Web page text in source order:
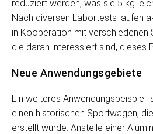
reduziert werden, was sie 5 kg
Nach diversen Labortests laufen
in Kooperation mit verschiedenen
die daran interessiert sind, dieses
Neue Anwendungsgebiete
Ein weiteres Anwendungsbeispiel
einen historischen Sportwagen,
erstellt wurde. Anstelle einer